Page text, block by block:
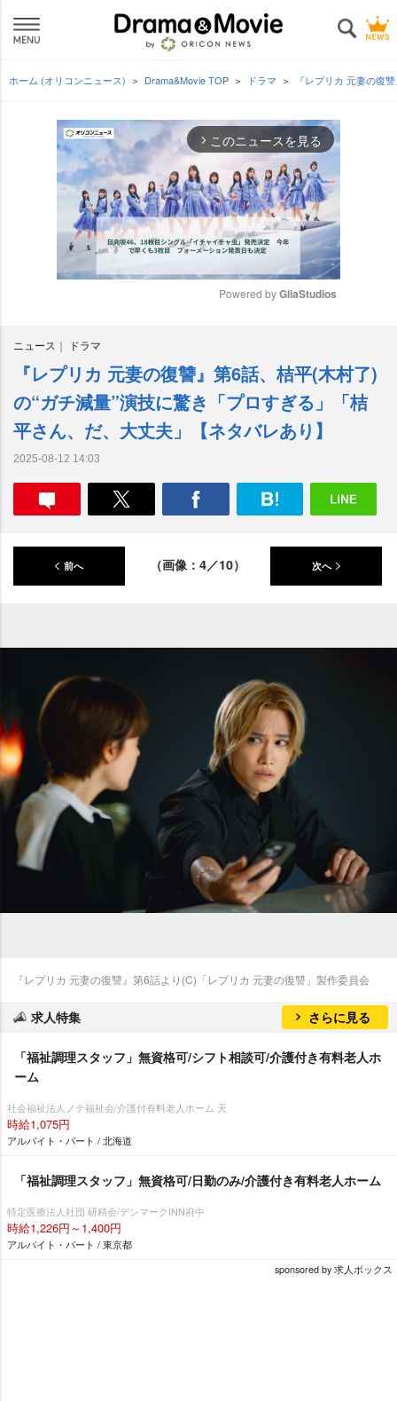
ホーム (オリコンニュース) Drama&Movie TOP ドラマ 『レプリカ 元妻の復
arrow_forward_ios このニュースを見る
t
e
Powered by GliaStudios
ニュース ドラマ
『レプリカ 元妻の復讐』第6話、桔平(木村了)
の“ガチ減量”演技に驚き「プロすぎる」「桔
平さん、だ、大丈夫」【ネタバレあり】
2025-08-12 14:03
前へ （画像：4／10） 次へ
『レプリカ 元妻の復讐』第6話より(C)「レプリカ 元妻の復讐」製作委員会
求人特集 さらに見る
「福祉調理スタッフ」無資格可/シフト相談可/介護付き有料老人ホ
ーム
社会福祉法人ノテ福祉会/介護付有料老人ホーム 天
時給1,075円
アルバイト・パート / 北海道
「福祉調理スタッフ」無資格可/日勤のみ/介護付き有料老人ホーム
特定医療法人社団 研精会/デンマークINN府中
時給1,226円～1,400円
アルバイト・パート / 東京都
sponsored by 求人ボックス